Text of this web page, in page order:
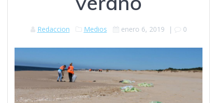
Redaccion Medios enero 6, 2019 | 0